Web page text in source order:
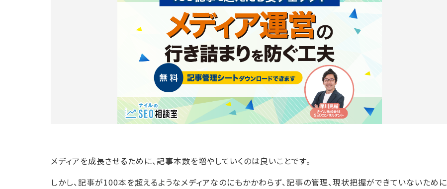
メディアを成長させるために、記事本数を増やしていくのは良いことです。
しかし、記事が100本を超えるようなメディアなのにもかかわらず、記事の管理、現状把握ができていないために